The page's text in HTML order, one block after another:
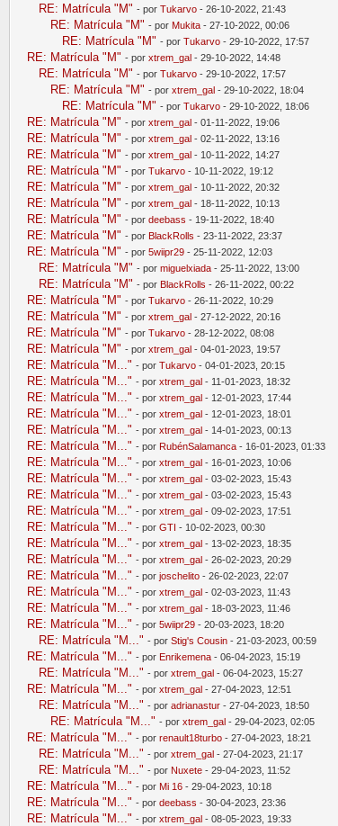
RE: Matrícula "M" - por Tukarvo - 26-10-2022, 21:43
RE: Matrícula "M" - por Mukita - 27-10-2022, 00:06
RE: Matrícula "M" - por Tukarvo - 29-10-2022, 17:57
RE: Matrícula "M" - por xtrem_gal - 29-10-2022, 14:48
RE: Matrícula "M" - por Tukarvo - 29-10-2022, 17:57
RE: Matrícula "M" - por xtrem_gal - 29-10-2022, 18:04
RE: Matrícula "M" - por Tukarvo - 29-10-2022, 18:06
RE: Matrícula "M" - por xtrem_gal - 01-11-2022, 19:06
RE: Matrícula "M" - por xtrem_gal - 02-11-2022, 13:16
RE: Matrícula "M" - por xtrem_gal - 10-11-2022, 14:27
RE: Matrícula "M" - por Tukarvo - 10-11-2022, 19:12
RE: Matrícula "M" - por xtrem_gal - 10-11-2022, 20:32
RE: Matrícula "M" - por xtrem_gal - 18-11-2022, 10:13
RE: Matrícula "M" - por deebass - 19-11-2022, 18:40
RE: Matrícula "M" - por BlackRolls - 23-11-2022, 23:37
RE: Matrícula "M" - por 5wiipr29 - 25-11-2022, 12:03
RE: Matrícula "M" - por miguelxiada - 25-11-2022, 13:00
RE: Matrícula "M" - por BlackRolls - 26-11-2022, 00:22
RE: Matrícula "M" - por Tukarvo - 26-11-2022, 10:29
RE: Matrícula "M" - por xtrem_gal - 27-12-2022, 20:16
RE: Matrícula "M" - por Tukarvo - 28-12-2022, 08:08
RE: Matrícula "M" - por xtrem_gal - 04-01-2023, 19:57
RE: Matrícula "M..." - por Tukarvo - 04-01-2023, 20:15
RE: Matrícula "M..." - por xtrem_gal - 11-01-2023, 18:32
RE: Matrícula "M..." - por xtrem_gal - 12-01-2023, 17:44
RE: Matrícula "M..." - por xtrem_gal - 12-01-2023, 18:01
RE: Matrícula "M..." - por xtrem_gal - 14-01-2023, 00:13
RE: Matrícula "M..." - por RubénSalamanca - 16-01-2023, 01:33
RE: Matrícula "M..." - por xtrem_gal - 16-01-2023, 10:06
RE: Matrícula "M..." - por xtrem_gal - 03-02-2023, 15:43
RE: Matrícula "M..." - por xtrem_gal - 03-02-2023, 15:43
RE: Matrícula "M..." - por xtrem_gal - 09-02-2023, 17:51
RE: Matrícula "M..." - por GTI - 10-02-2023, 00:30
RE: Matrícula "M..." - por xtrem_gal - 13-02-2023, 18:35
RE: Matrícula "M..." - por xtrem_gal - 26-02-2023, 20:29
RE: Matrícula "M..." - por joschelito - 26-02-2023, 22:07
RE: Matrícula "M..." - por xtrem_gal - 02-03-2023, 11:43
RE: Matrícula "M..." - por xtrem_gal - 18-03-2023, 11:46
RE: Matrícula "M..." - por 5wiipr29 - 20-03-2023, 18:20
RE: Matrícula "M..." - por Stig's Cousin - 21-03-2023, 00:59
RE: Matrícula "M..." - por Enrikemena - 06-04-2023, 15:19
RE: Matrícula "M..." - por xtrem_gal - 06-04-2023, 15:27
RE: Matrícula "M..." - por xtrem_gal - 27-04-2023, 12:51
RE: Matrícula "M..." - por adrianastur - 27-04-2023, 18:50
RE: Matrícula "M..." - por xtrem_gal - 29-04-2023, 02:05
RE: Matrícula "M..." - por renault18turbo - 27-04-2023, 18:21
RE: Matrícula "M..." - por xtrem_gal - 27-04-2023, 21:17
RE: Matrícula "M..." - por Nuxete - 29-04-2023, 11:52
RE: Matrícula "M..." - por Mi 16 - 29-04-2023, 10:18
RE: Matrícula "M..." - por deebass - 30-04-2023, 23:36
RE: Matrícula "M..." - por xtrem_gal - 08-05-2023, 19:33